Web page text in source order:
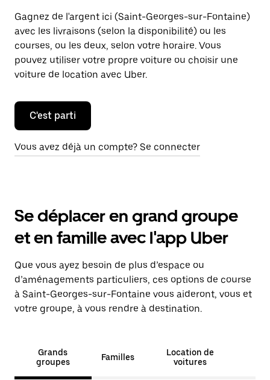
Gagnez de l'argent ici (Saint-Georges-sur-Fontaine)
avec les livraisons (selon la disponibilité) ou les
courses, ou les deux, selon votre horaire. Vous
pouvez utiliser votre propre voiture ou choisir une
voiture de location avec Uber.
C'est parti
Vous avez déjà un compte? Se connecter
Se déplacer en grand groupe
et en famille avec l'app Uber
Que vous ayez besoin de plus d’espace ou
d’aménagements particuliers, ces options de course
à Saint-Georges-sur-Fontaine vous aideront, vous et
votre groupe, à vous rendre à destination.
Grands
groupes
Familles
Location de
voitures